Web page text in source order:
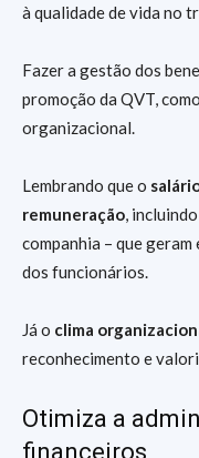
à qualidade de vida no
Fazer a gestão dos
promoção da QVT,
organizacional.
Lembrando que o
remuneração,
companhia – que
dos funcionários.
Já o clima
reconhecimento e
Otimiza a
financeiros